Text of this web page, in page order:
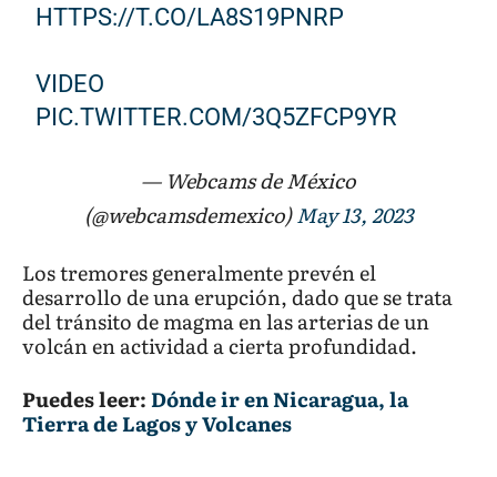
HTTPS://T.CO/LA8S19PNRP
VIDEO
PIC.TWITTER.COM/3Q5ZFCP9YR
— Webcams de México
(@webcamsdemexico)May 13, 2023
Los tremores generalmente prevén el
desarrollo de una erupción, dado que se trata
del tránsito de magma en las arterias de un
volcán en actividad a cierta profundidad.
Puedes leer:Dónde ir en Nicaragua, la
Tierra de Lagos y Volcanes